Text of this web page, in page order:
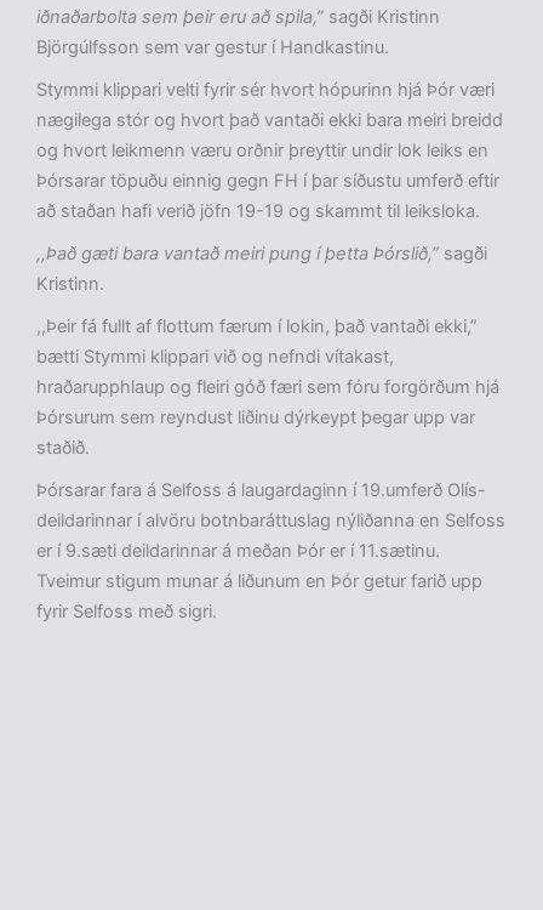
iðnaðarbolta sem þeir eru að spila,” sagði Kristinn
Björgúlfsson sem var gestur í Handkastinu.
Stymmi klippari velti fyrir sér hvort hópurinn hjá Þór væri
nægilega stór og hvort það vantaði ekki bara meiri breidd
og hvort leikmenn væru orðnir þreyttir undir lok leiks en
Þórsarar töpuðu einnig gegn FH í þar síðustu umferð eftir
að staðan hafi verið jöfn 19-19 og skammt til leiksloka.
,,Það gæti bara vantað meiri pung í þetta Þórslið,” sagði
Kristinn.
,,Þeir fá fullt af flottum færum í lokin, það vantaði ekki,”
bætti Stymmi klippari við og nefndi vítakast,
hraðarupphlaup og fleiri góð færi sem fóru forgörðum hjá
Þórsurum sem reyndust liðinu dýrkeypt þegar upp var
staðið.
Þórsarar fara á Selfoss á laugardaginn í 19.umferð Olís-
deildarinnar í alvöru botnbaráttuslag nýliðanna en Selfoss
er í 9.sæti deildarinnar á meðan Þór er í 11.sætinu.
Tveimur stigum munar á liðunum en Þór getur farið upp
fyrir Selfoss með sigri.